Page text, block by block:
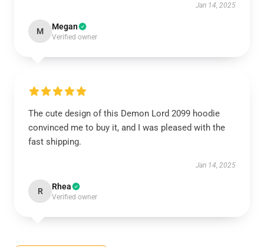
Jan 14, 2025
M Megan
Verified owner
The cute design of this Demon Lord 2099 hoodie
convinced me to buy it, and I was pleased with the
fast shipping.
Jan 14, 2025
R Rhea
Verified owner